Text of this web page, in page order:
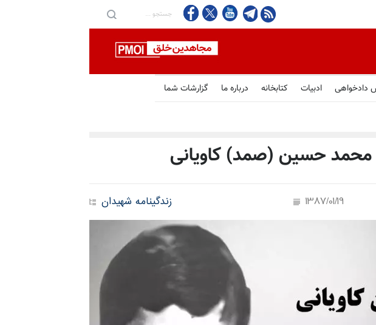
دادخواهی ادبیات کتابخانه درباره ما گزارشات شما
محمد حسین (صمد) کاویانی
زندگینامه شهیدان 1387/01/19